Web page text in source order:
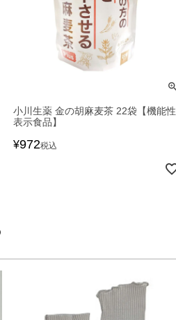
小川生薬 金の胡麻麦茶 22袋【機能性
表示食品】
¥972税込